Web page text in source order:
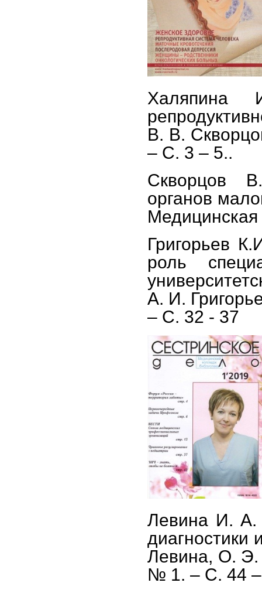
Халяпина
В. В.
– С. 3 – 5..
Скворцов
органов
Григорьев
роль
А. И.
– С. 32 - 37
Левина И. А.
Левина, О. Э.
№ 1. – С. 44